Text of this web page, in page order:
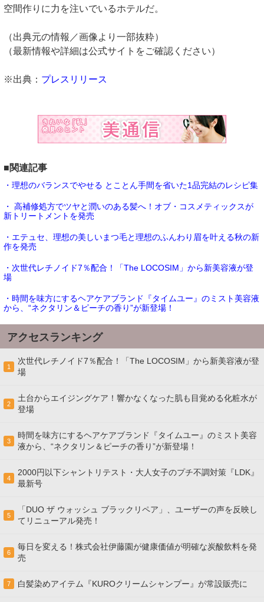
空間作りに力を注いでいるホテルだ。
（出典元の情報／画像より一部抜粋）
（最新情報や詳細は公式サイトをご確認ください）
※出典： プレスリリース
■関連記事
・理想のバランスでやせる とことん手間を省いた1品完結のレシピ集
・ 高補修処方でツヤと潤いのある髪へ！オブ・コスメティックスが
新トリートメントを発売
・エテュセ、理想の美しいまつ毛と理想のふんわり眉を叶える秋の新
作を発売
・次世代レチノイド7％配合！「The LOCOSIM」から新美容液が登
場
・時間を味方にするヘアケアブランド『タイムユー』のミスト美容液
から、“ネクタリン＆ピーチの香り”が新登場！
アクセスランキング
1
次世代レチノイド7％配合！「The LOCOSIM」から新美容液が登
場
2
土台からエイジングケア！響かなくなった肌も目覚める化粧水が
登場
3
時間を味方にするヘアケアブランド『タイムユー』のミスト美容
液から、“ネクタリン＆ピーチの香り”が新登場！
4
2000円以下シャントリテスト・大人女子のプチ不調対策『LDK』
最新号
5
「DUO ザ ウォッシュ ブラックリペア」、ユーザーの声を反映し
てリニューアル発売！
6
毎日を変える！株式会社伊藤園が健康価値が明確な炭酸飲料を発
売
7 白髪染めアイテム『KUROクリームシャンプー』が常設販売に